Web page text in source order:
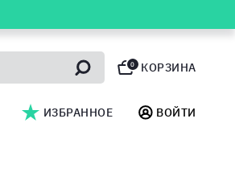
0 КОРЗИНА
ВОЙТИ
ИЗБРАННОЕ